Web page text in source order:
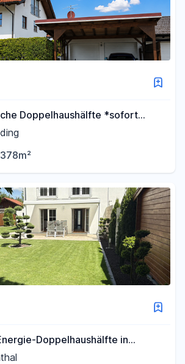
Doppelhaushälfte *sofort
378m²
Doppelhaushälfte in